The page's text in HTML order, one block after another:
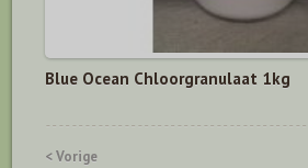
Blue Ocean Chloorgranulaat 1kg
< Vorige